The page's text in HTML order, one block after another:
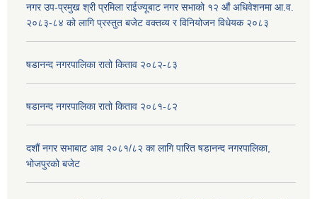
नगर उप-प्रमुख श्री प्रमिला राईज्यूबाट नगर सभाको १२ ‍औं अधिवेशनमा आ.व.
२०८३-८४ को लागि प्रस्तुत बजेट वक्तव्य र विनियोजन विधेयक २०८३
षडानन्द नगरपालिका रातो किताव २०८२-८३
षडानन्द नगरपालिका रातो किताव २०८१-८२
दशौं नगर सभाबाट आव २०८१/८२ का लागि पारित षडानन्द नगरपालिका,
भोजपुरको बजेट